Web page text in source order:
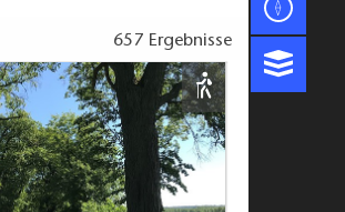
657 Ergebnisse